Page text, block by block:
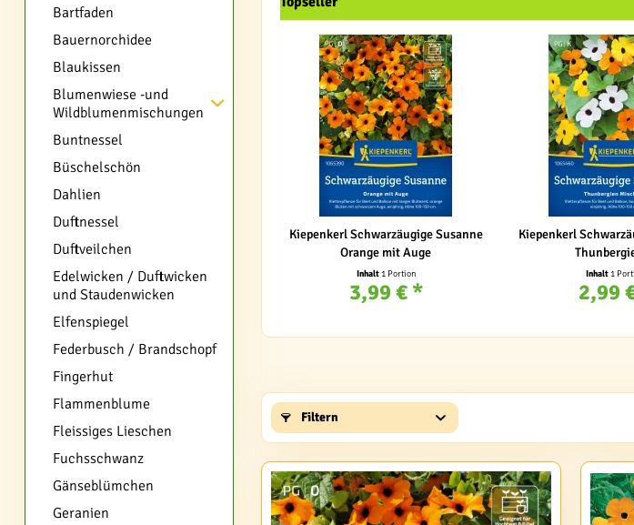
Bartfaden
Bauernorchidee
Blaukissen
Blumenwiese -und
Wildblumenmischungen
Buntnessel
Büschelschön
Dahlien
Duftnessel
Duftveilchen
Edelwicken / Duftwicken
und Staudenwicken
Elfenspiegel
Federbusch / Brandschopf
Fingerhut
Flammenblume
Fleissiges Lieschen
Fuchsschwanz
Gänseblümchen
Geranien
Kiepenkerl Schwarzäugige Susanne
Orange mit Auge
Inhalt 1 Portion
3,99 € *
Kiepenkerl
Inhalt 1
2,99
Filtern